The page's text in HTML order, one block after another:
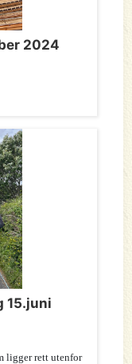
2024
15.juni
ligger rett utenfor